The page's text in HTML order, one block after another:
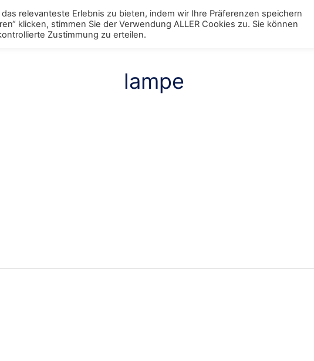
Toggle
menu
Schränke
Toggle
menu
Tische
Toggle
menu
Stühle
ToggleRegale
Toggle
Bett
ToggleLampen
lampe
relevanteste Erlebnis zu bieten, indem wir Ihre Präferenzen speichern
klicken, stimmen Sie der Verwendung ALLER Cookies zu. Sie können
Zustimmung zu erteilen.